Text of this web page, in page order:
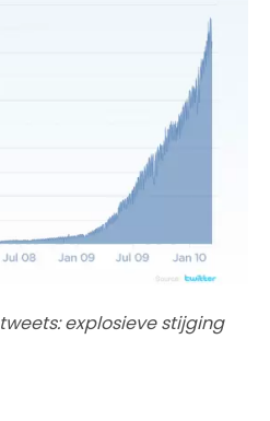
explosieve stijging